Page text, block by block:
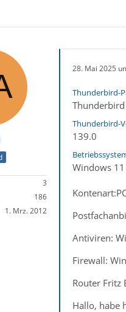
3
186
1. Mrz. 2012
28. Mai 2025
Thunderbird-
Thunderbird-
139.0
Windows
Antiviren:
Firewall:
Router Fritz
Hallo, habe